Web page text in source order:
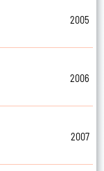
2005
2006
2007